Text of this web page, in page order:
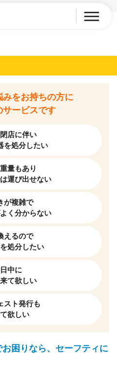
みをお持ちの方に
サービスです
店に伴い
を処分したい
量もあり
運び出せない
が複雑で
く分からない
えるので
処分したい
中に
て欲しい
スト発行も
欲しい
困りなら、セーフティに